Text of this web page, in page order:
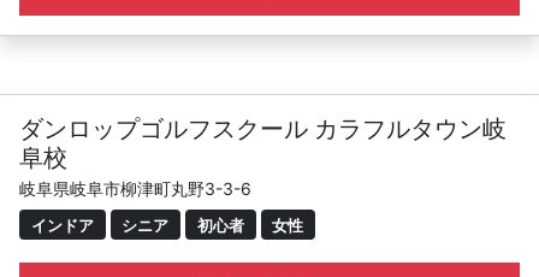
ダンロップゴルフスクール カラフルタウン岐
阜校
岐阜県岐阜市柳津町丸野3-3-6
インドア シニア 初心者 女性